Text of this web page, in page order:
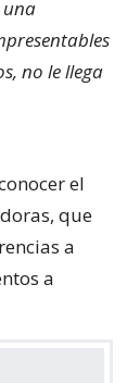
una
no le llega
el
que
a
a